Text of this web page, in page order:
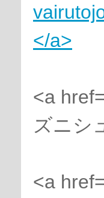
</a>
<a
ズニシ
<a